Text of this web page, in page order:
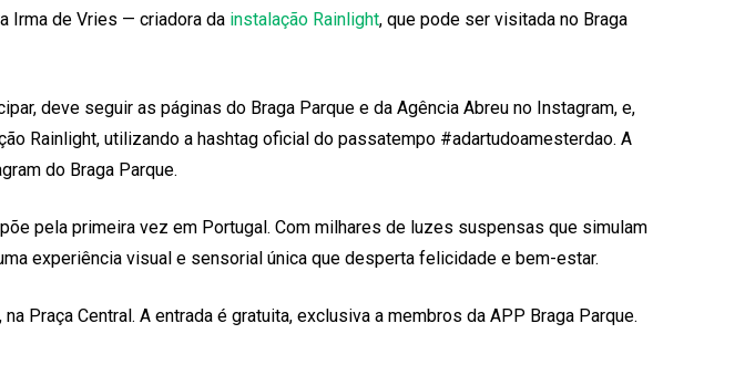
Irma de Vries — criadora da instalação Rainlight, que pode ser visitada no Braga
deve seguir as páginas do Braga Parque e da Agência Abreu no Instagram, e,
Rainlight, utilizando a hashtag oficial do passatempo #adartudoamesterdao. A
do Braga Parque.
pela primeira vez em Portugal. Com milhares de luzes suspensas que simulam
experiência visual e sensorial única que desperta felicidade e bem-estar.
Praça Central. A entrada é gratuita, exclusiva a membros da APP Braga Parque.